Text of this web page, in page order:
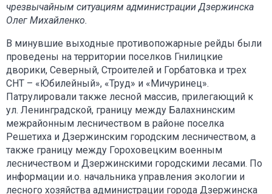
чрезвычайным ситуациям администрации Дзержинска
Олег Михайленко.
В минувшие выходные противопожарные рейды были
проведены на территории поселков Гнилицкие
дворики, Северный, Строителей и Горбатовка и трех
СНТ – «Юбилейный», «Труд» и «Мичуринец».
Патрулировали также лесной массив, прилегающий к
ул. Ленинградской, границу между Балахнинским
межрайонным лесничеством в районе поселка
Решетиха и Дзержинским городским лесничеством, а
также границу между Гороховецким военным
лесничеством и Дзержинскими городскими лесами. По
информации и.о. начальника управления экологии и
лесного хозяйства администрации города Дзержинска